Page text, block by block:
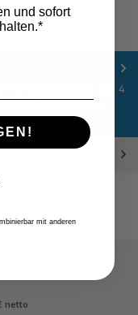
90° Schnittwinkel, die 4
mm Durchmesser;…
netto
und sofort
mit anderen